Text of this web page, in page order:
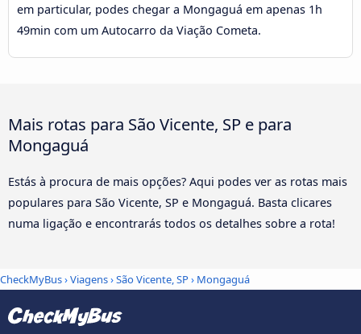
em particular, podes chegar a Mongaguá em apenas 1h
49min com um Autocarro da Viação Cometa.
Mais rotas para São Vicente, SP e para
Mongaguá
Estás à procura de mais opções? Aqui podes ver as rotas mais
populares para São Vicente, SP e Mongaguá. Basta clicares
numa ligação e encontrarás todos os detalhes sobre a rota!
CheckMyBus›Viagens›São Vicente, SP› Mongaguá